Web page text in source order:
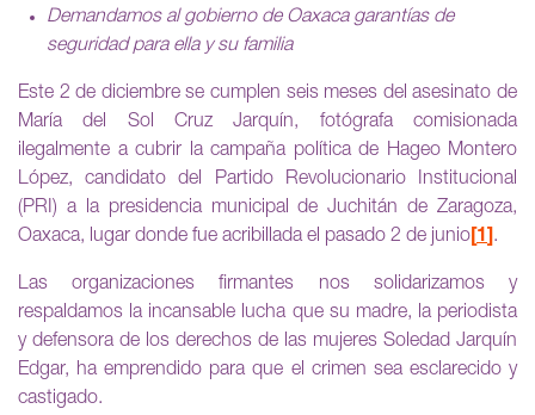
Demandamos al gobierno de Oaxaca garantías de
seguridad para ella y su familia
Este 2 de diciembre se cumplen seis meses del asesinato de
María del Sol Cruz Jarquín, fotógrafa comisionada
ilegalmente a cubrir la campaña política de Hageo Montero
López, candidato del Partido Revolucionario Institucional
(PRI) a la presidencia municipal de Juchitán de Zaragoza,
Oaxaca, lugar donde fue acribillada el pasado 2 de junio 1 .
Las organizaciones firmantes nos solidarizamos y
respaldamos la incansable lucha que su madre, la periodista
y defensora de los derechos de las mujeres Soledad Jarquín
Edgar, ha emprendido para que el crimen sea esclarecido y
castigado.